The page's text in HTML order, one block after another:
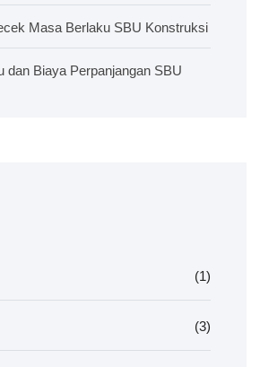
Masa Berlaku SBU Konstruksi
dan Biaya Perpanjangan SBU
(1)
(3)